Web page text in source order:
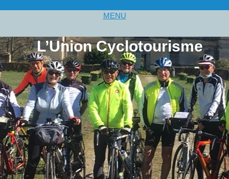
MENU
L’Union Cyclotourisme